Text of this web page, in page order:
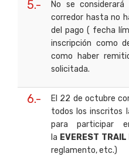
5.-
No se
corredor hasta no
del pago ( fecha
inscripción como
como haber
solicitada.
6.-
El 22 de octubre
todos los inscritos
para participar
la EVEREST
reglamento, etc.)